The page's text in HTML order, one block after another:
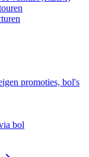
promoties, bol's
bol